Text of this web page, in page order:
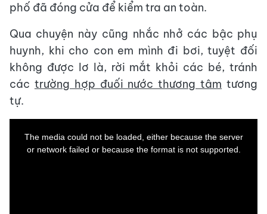
phố đã đóng cửa để kiểm tra an toàn.
Qua chuyện này cũng nhắc nhở các bậc phụ
huynh, khi cho con em mình đi bơi, tuyệt đối
không được lơ là, rời mắt khỏi các bé, tránh
các trường hợp đuối nước thương tâm tương
tự.
The media could not be loaded, either because the server
or network failed or because the format is not supported.